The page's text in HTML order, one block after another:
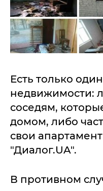
Есть только
недвижимости:
соседям,
домом, либо
свои
"Диалог.UA".
В противном